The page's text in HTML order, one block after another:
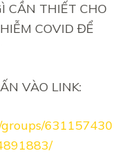
CẦN THIẾT CHO
COVID ĐỂ
VÀO LINK:
631157430